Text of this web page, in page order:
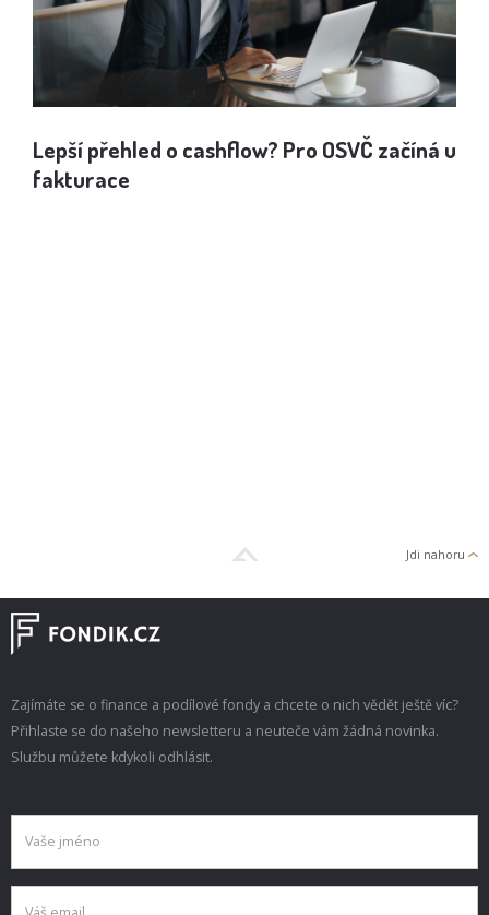
Lepší přehled o cashflow? Pro OSVČ začíná u
fakturace
Jdi nahoru
Zajímáte se o finance a podílové fondy a chcete o nich vědět ještě víc?
Přihlaste se do našeho newsletteru a neuteče vám žádná novinka.
Službu můžete kdykoli odhlásit.